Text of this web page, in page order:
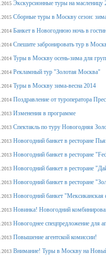
Экскурсионные туры на масленицу
Сборные туры в Москву сезон:
Банкет в Новогоднюю ночь в
Спешите забронировать тур в
Туры в Москву осень-зима для
Рекламный тур "Золотая Москва"
Туры в Москву зима-весна 2014
Поздравление от туроператора
Изменения в программе
Спектакль по туру Новогодняя
Новогодний банкет в ресторане
Новогодний банкет в ресторане
Новогодний банкет в ресторане
Новогодний банкет в ресторане
Новогодний банкет
Новинка! Новогодний
Новогоднее спецпредложение для
Повышение агентской комиссии!
Внимание! Туры в Москву на